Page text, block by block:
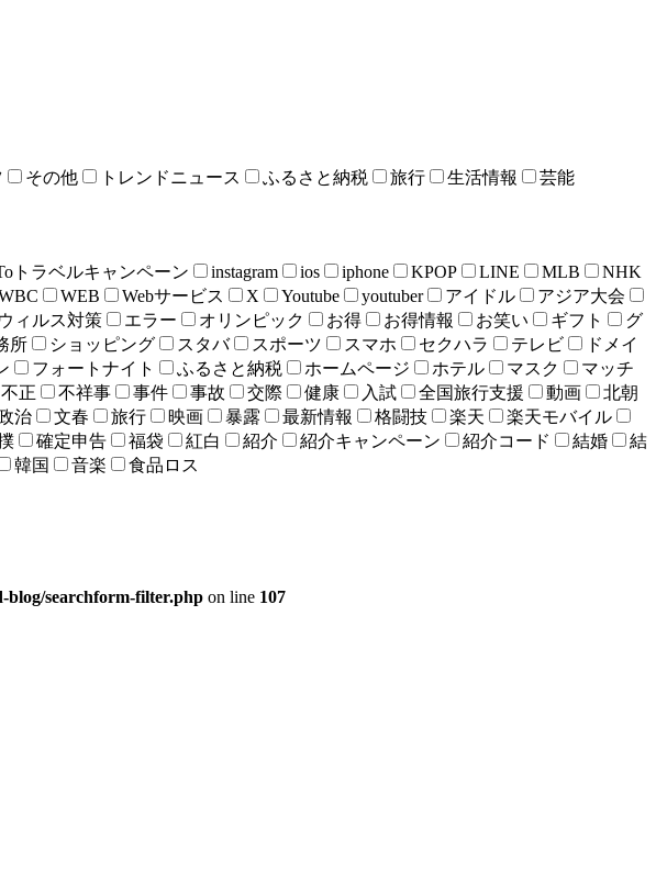
その他 トレンドニュース ふるさと納税 旅行 生活情報 芸能
トラベルキャンペーン instagram ios iphone KPOP LINE MLB
NHK
WEB Webサービス X Youtube youtuber アイドル
アジア大会
ウィルス対策 エラー オリンピック お得 お得情報 お笑い ギフト
グ
所 ショッピング スタバ スポーツ スマホ セクハラ テレビ
ドメイ
フォートナイト ふるさと納税 ホームページ ホテル マスク
マッチ
不正 不祥事 事件 事故 交際 健康 入試 全国旅行支援 動画
北朝
治 文春 旅行 映画 暴露 最新情報 格闘技 楽天
楽天モバイル
確定申告 福袋 紅白 紹介 紹介キャンペーン 紹介コード 結婚
結
韓国 音楽 食品ロス
blog/searchform-filter.php on line 107